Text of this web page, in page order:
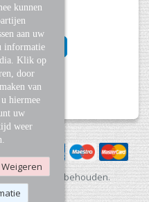
INSCHRIJVEN
rechten voorbehouden.
kunnen
aan uw
informatie
Klik op
door
van
hiermee
uw
weer
Weigeren